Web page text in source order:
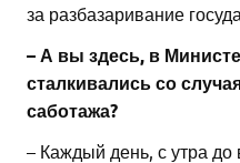
за разбазаривание
– А вы здесь, в
сталкивались со
саботажа?
– Каждый день, с утра